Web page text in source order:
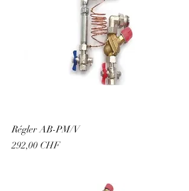
Régler AB-PM/V
Prix
292,00 CHF